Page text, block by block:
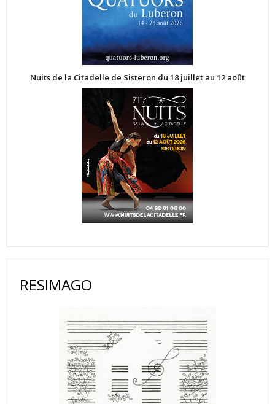
Nuits de la Citadelle de Sisteron du 18 juillet au 12 août
RESIMAGO